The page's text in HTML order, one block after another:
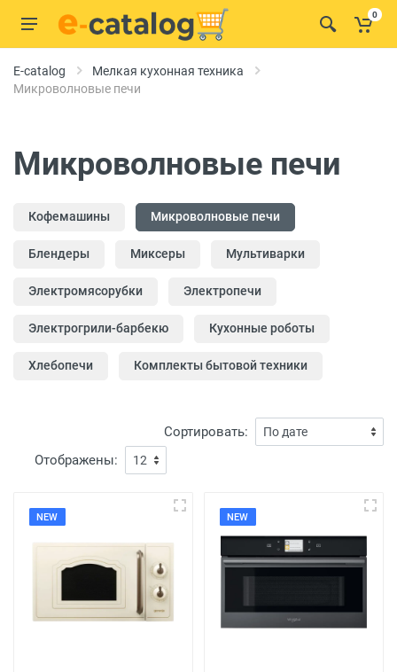
0
E-catalog
Мелкая кухонная техника
Микроволновые печи
Микроволновые печи
Кофемашины Микроволновые печи
Блендеры Миксеры Мультиварки
Электромясорубки Электропечи
Электрогрили-барбекю Кухонные роботы
Хлебопечи Комплекты бытовой техники
Сортировать:
Отображены:
NEW NEW